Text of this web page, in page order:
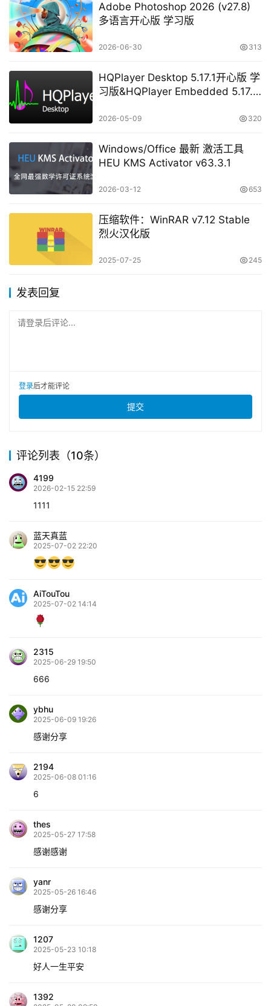
Adobe Photoshop 2026 (v27.8)
多语言开心版 学习版
2026-06-30 313
HQPlayer Desktop 5.17.1开心版 学
习版&HQPlayer Embedded 5.17.2
2026-05-09 320
Windows/Office 最新 激活工具
HEU KMS Activator v63.3.1
2026-03-12 653
压缩软件：WinRAR v7.12 Stable
烈火汉化版
2025-07-25 245
发表回复
请登录后评论...
登录后才能评论
提交
评论列表（10条）
4199
2026-02-15 22:59
1111
蓝天真蓝
2025-07-02 22:20
AiTouTou
2025-07-02 14:14
2315
2025-06-29 19:50
666
ybhu
2025-06-09 19:26
感谢分享
2194
2025-06-08 01:16
6
thes
2025-05-27 17:58
感谢感谢
yanr
2025-05-26 16:46
感谢分享
1207
2025-05-23 10:18
好人一生平安
1392